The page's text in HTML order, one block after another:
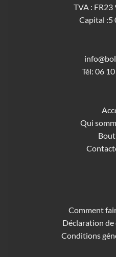
TVA :
Capital :5
Tél: 06
Qui
Comment
Déclaration
Conditions